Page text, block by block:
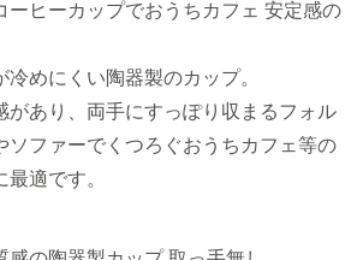
冷めにくい陶器製のカップ。
があり、両手にすっぽり収まるフォル
ソファーでくつろぐおうちカフェ等の
適です。